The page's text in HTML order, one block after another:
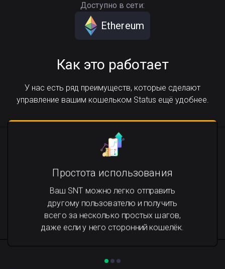
Доступно в сети:
Ethereum
Как это работает
У нас есть ряд преимуществ, которые сделают
управление вашим кошельком Status ещё удобнее.
Простота использования
Ваш SNT можно легко отправить
другому пользователю и получить
всего за несколько простых шагов,
даже если у него сторонний кошелёк.